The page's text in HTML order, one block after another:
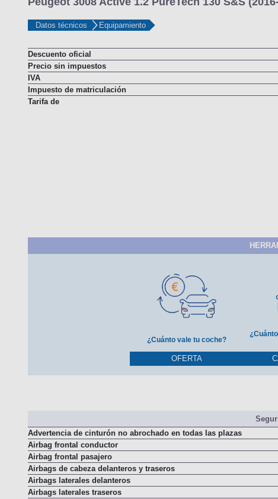
Peugeot 3008 Active 1.2 PureTech 130 S&S
Descuento oficial
Precio sin impuestos
IVA
Impuesto de matriculación
OFERTA
Advertencia de cinturón no abrochado en todas las plazas
Airbag frontal conductor
Airbag frontal pasajero
Airbags de cabeza delanteros y traseros
Airbags laterales delanteros